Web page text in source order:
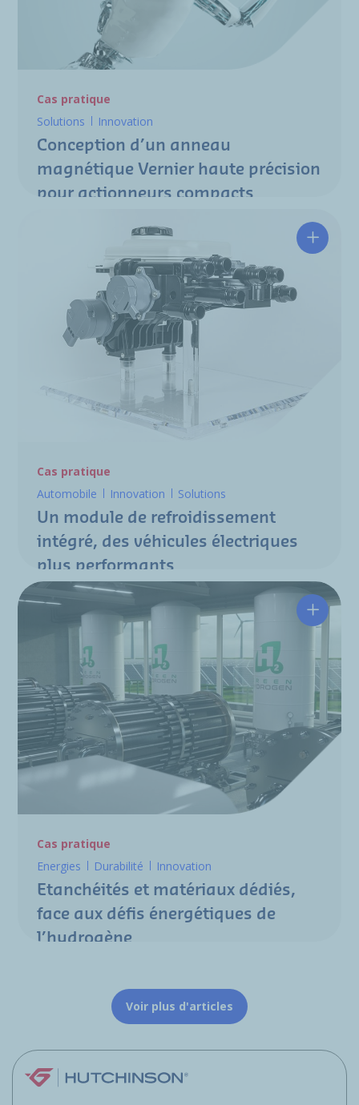
Cas pratique
Solutions
Innovation
Conception d’un anneau
magnétique Vernier haute précision
pour actionneurs compacts
Un
Cas pratique
Automobile
Innovation Solutions
Un module de refroidissement
intégré, des véhicules électriques
plus performants
Cas pratique
Energies
Durabilité Innovation
Etanchéités et matériaux dédiés,
face aux défis énergétiques de
l’hydrogène
Voir plus d'articles